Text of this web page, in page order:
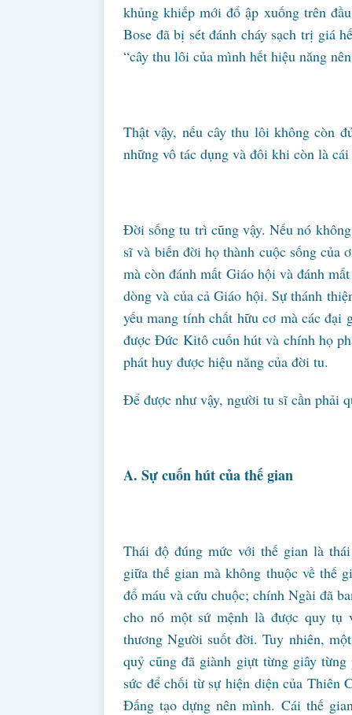
khủng khiếp mới đổ ập xuống trên
Bose đã bị sét đánh cháy sạch trị giá
“cây thu lôi của mình hết hiệu năng
Thật vậy, nếu cây thu lôi không còn
những vô tác dụng và đôi khi còn là
Đời sống tu trì cũng vậy. Nếu nó
sĩ và biến đời họ thành cuộc sống của
mà còn đánh mất Giáo hội và đánh
dòng và của cả Giáo hội. Sự thánh
yếu mang tính chất hữu cơ mà các
được Đức Kitô cuốn hút và chính họ
phát huy được hiệu năng của đời tu.
Để được như vậy, người tu sĩ cần phải
A. Sự cuốn hút của thế gian
Thái độ đúng mức với thế gian là
giữa thế gian mà không thuộc về thế
đổ máu và cứu chuộc; chính Ngài đã
cho nó một sứ mệnh là được quy tụ
thương Người suốt đời. Tuy nhiên,
quỷ cũng đã giành giựt từng giây
sức để chối từ sự hiện diện của Thiên
Đấng tạo dựng nên mình. Cái thế